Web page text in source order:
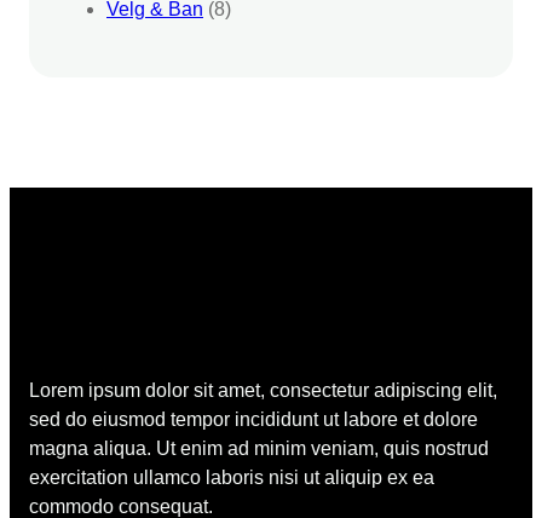
Velg & Ban (8)
Lorem ipsum dolor sit amet, consectetur adipiscing elit,
sed do eiusmod tempor incididunt ut labore et dolore
magna aliqua. Ut enim ad minim veniam, quis nostrud
exercitation ullamco laboris nisi ut aliquip ex ea
commodo consequat.